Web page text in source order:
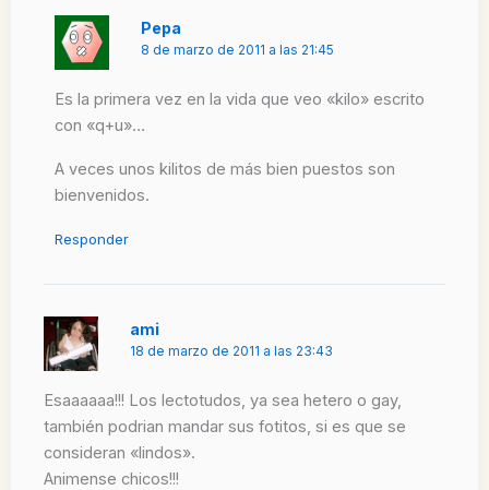
Pepa
8 de marzo de 2011 a las 21:45
Es la primera vez en la vida que veo «kilo» escrito
con «q+u»…
A veces unos kilitos de más bien puestos son
bienvenidos.
Responder
ami
18 de marzo de 2011 a las 23:43
Esaaaaaa!!! Los lectotudos, ya sea hetero o gay,
también podrian mandar sus fotitos, si es que se
consideran «lindos».
Animense chicos!!!